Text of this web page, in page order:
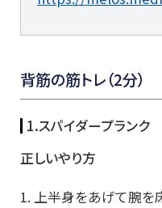
背筋の筋トレ（2分）
1.スパイダープランク
正しいやり方
1. 上半身をあげて腕を